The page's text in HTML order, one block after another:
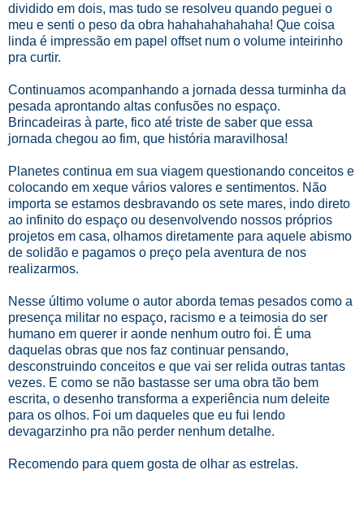
dividido em dois, mas tudo se resolveu quando peguei o
meu e senti o peso da obra hahahahahahaha! Que coisa
linda é impressão em papel offset num o volume inteirinho
pra curtir.
Continuamos acompanhando a jornada dessa turminha da
pesada aprontando altas confusões no espaço.
Brincadeiras à parte, fico até triste de saber que essa
jornada chegou ao fim, que história maravilhosa!
Planetes continua em sua viagem questionando conceitos e
colocando em xeque vários valores e sentimentos. Não
importa se estamos desbravando os sete mares, indo direto
ao infinito do espaço ou desenvolvendo nossos próprios
projetos em casa, olhamos diretamente para aquele abismo
de solidão e pagamos o preço pela aventura de nos
realizarmos.
Nesse último volume o autor aborda temas pesados como a
presença militar no espaço, racismo e a teimosia do ser
humano em querer ir aonde nenhum outro foi. É uma
daquelas obras que nos faz continuar pensando,
desconstruindo conceitos e que vai ser relida outras tantas
vezes. E como se não bastasse ser uma obra tão bem
escrita, o desenho transforma a experiência num deleite
para os olhos. Foi um daqueles que eu fui lendo
devagarzinho pra não perder nenhum detalhe.
Recomendo para quem gosta de olhar as estrelas.